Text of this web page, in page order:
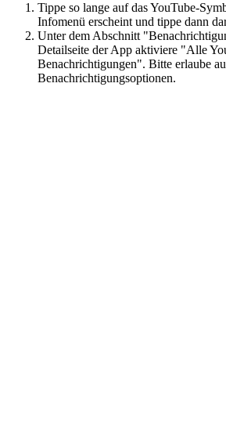
Tippe so lange auf das YouTube-
Infomenü erscheint und tippe dann
Unter dem Abschnitt
Detailseite der App aktiviere "Alle
Benachrichtigungen". Bitte erlaube
Benachrichtigungsoptionen.